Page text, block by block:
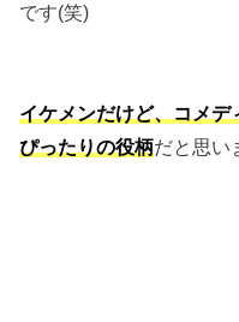
です(笑)
イケメンだけど、コメ
ぴったりの役柄だと思い